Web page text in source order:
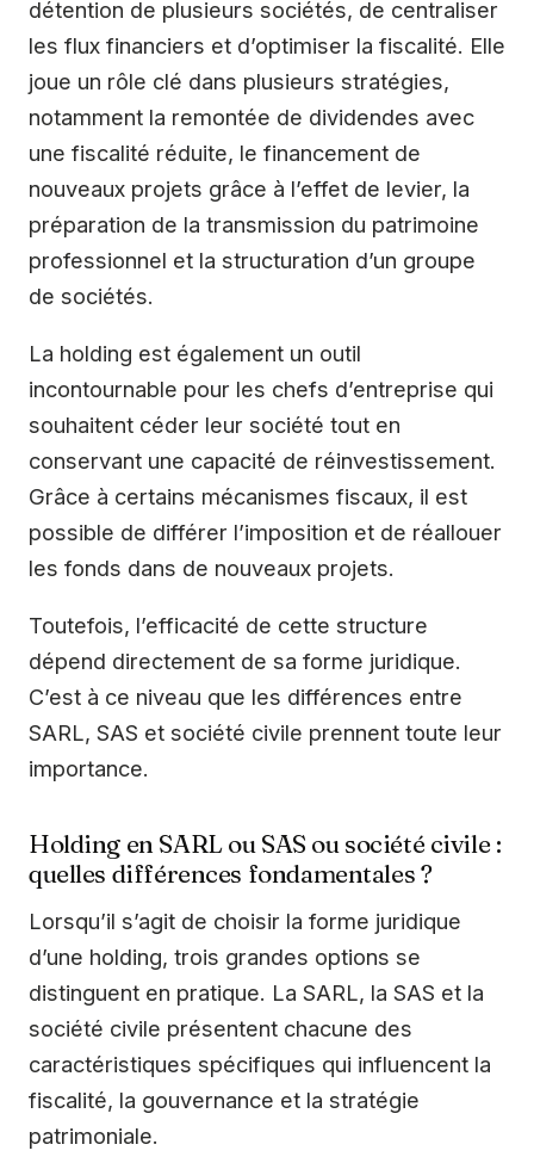
détention de plusieurs sociétés, de centraliser
les flux financiers et d’optimiser la fiscalité. Elle
joue un rôle clé dans plusieurs stratégies,
notamment la remontée de dividendes avec
une fiscalité réduite, le financement de
nouveaux projets grâce à l’effet de levier, la
préparation de la transmission du patrimoine
professionnel et la structuration d’un groupe
de sociétés.
La holding est également un outil
incontournable pour les chefs d’entreprise qui
souhaitent céder leur société tout en
conservant une capacité de réinvestissement.
Grâce à certains mécanismes fiscaux, il est
possible de différer l’imposition et de réallouer
les fonds dans de nouveaux projets.
Toutefois, l’efficacité de cette structure
dépend directement de sa forme juridique.
C’est à ce niveau que les différences entre
SARL, SAS et société civile prennent toute leur
importance.
Holding en SARL ou SAS ou société civile :
quelles différences fondamentales ?
Lorsqu’il s’agit de choisir la forme juridique
d’une holding, trois grandes options se
distinguent en pratique. La SARL, la SAS et la
société civile présentent chacune des
caractéristiques spécifiques qui influencent la
fiscalité, la gouvernance et la stratégie
patrimoniale.